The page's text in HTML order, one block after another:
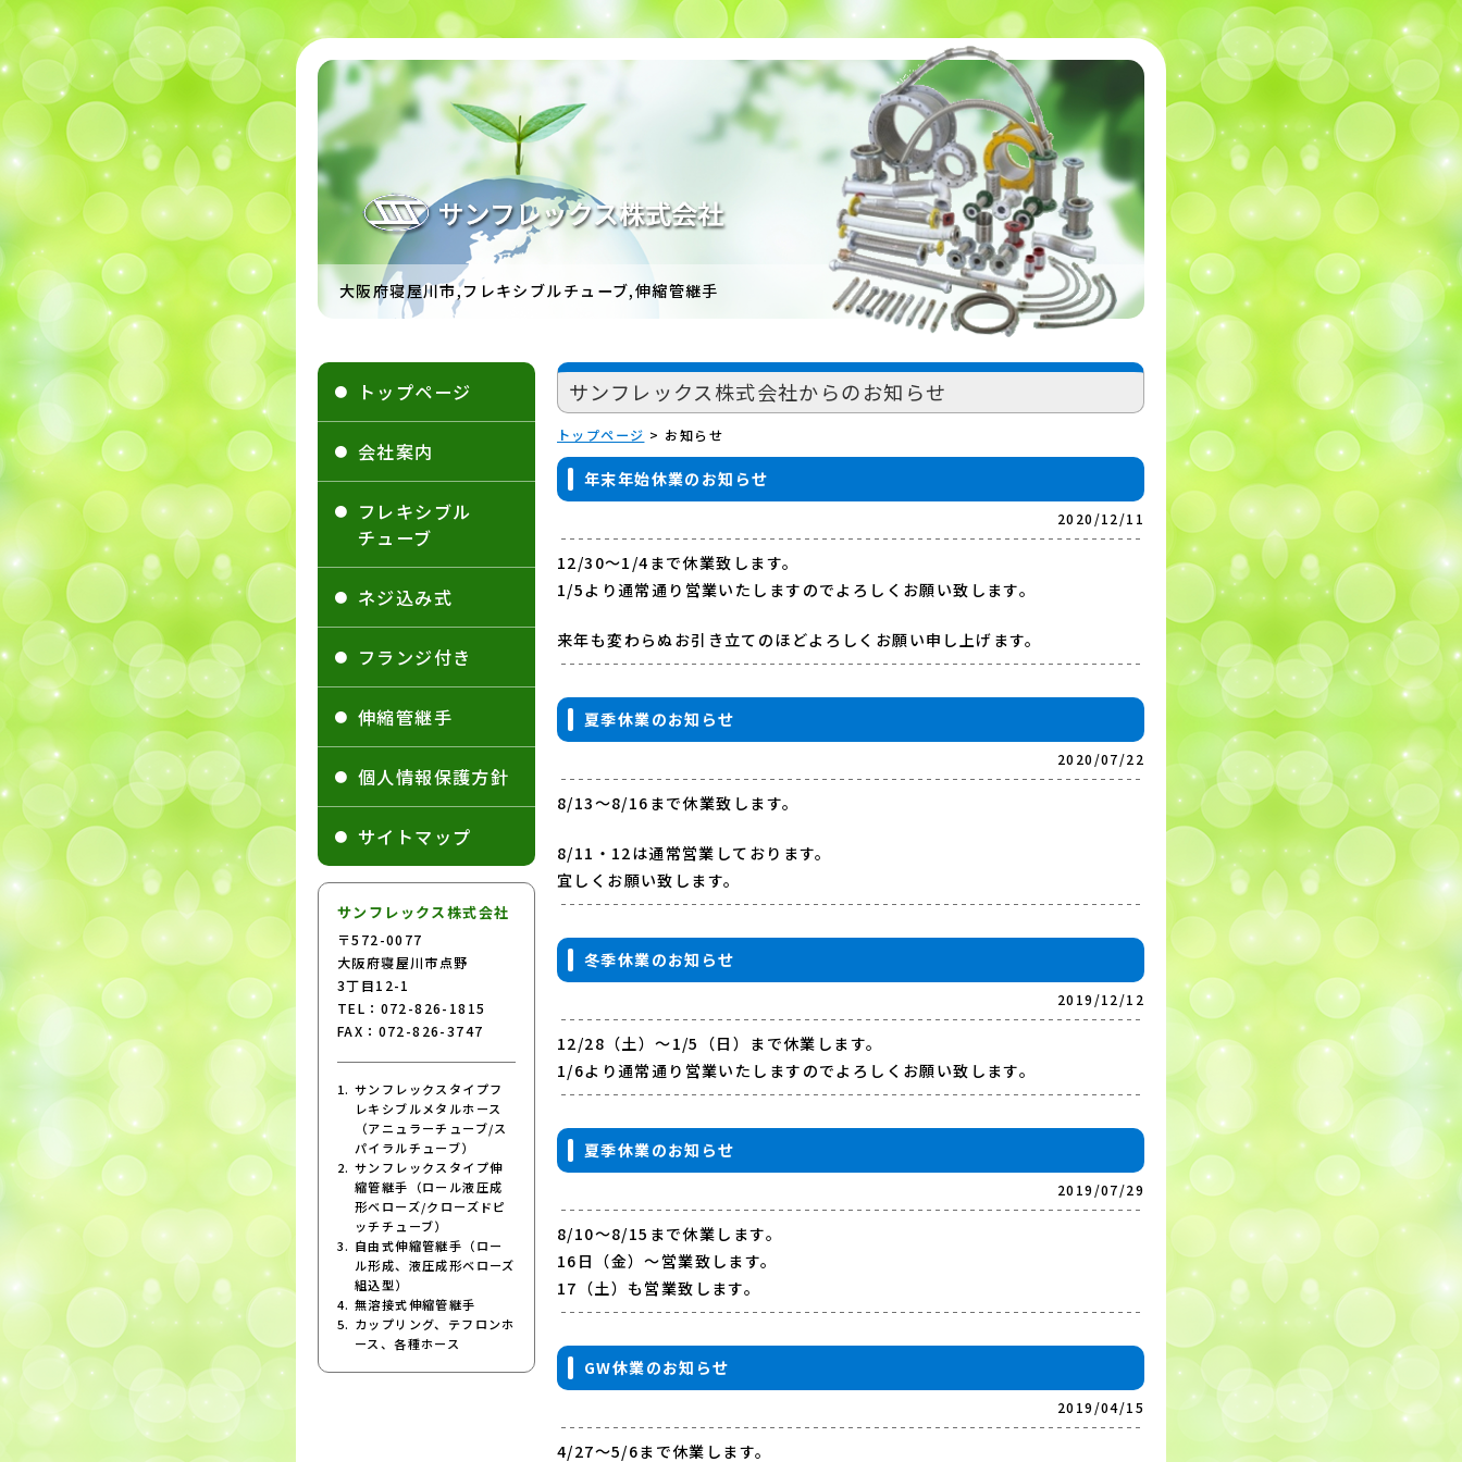
大阪府寝屋川市,フレキシブルチューブ,伸縮管継手
サンフレックス株式会社からのお知らせ
トップページ お知らせ
年末年始休業のお知らせ
2020/12/11
12/30～1/4まで休業致します。
1/5より通常通り営業いたしますのでよろしくお願い致します。
来年も変わらぬお引き立てのほどよろしくお願い申し上げます。
夏季休業のお知らせ
2020/07/22
8/13～8/16まで休業致します。
8/11・12は通常営業しております。
宜しくお願い致します。
冬季休業のお知らせ
2019/12/12
12/28（土）～1/5（日）まで休業します。
1/6より通常通り営業いたしますのでよろしくお願い致します。
夏季休業のお知らせ
2019/07/29
8/10～8/15まで休業します。
16日（金）～営業致します。
17（土）も営業致します。
GW休業のお知らせ
2019/04/15
4/27～5/6まで休業します。
トップページ
会社案内
フレキシブル
チューブ
ネジ込み式
フランジ付き
伸縮管継手
個人情報保護方針
サイトマップ
サンフレックス株式会社
〒572-0077
大阪府寝屋川市点野
3丁目12-1
TEL：072-826-1815
FAX：072-826-3747
サンフレックスタイプフ
レキシブルメタルホース
（アニュラーチューブ/ス
パイラルチューブ）
サンフレックスタイプ伸
縮管継手（ロール液圧成
形ベローズ/クローズドピ
ッチチューブ）
自由式伸縮管継手（ロー
ル形成、液圧成形ベローズ
組込型）
無溶接式伸縮管継手
カップリング、テフロンホ
ース、各種ホース